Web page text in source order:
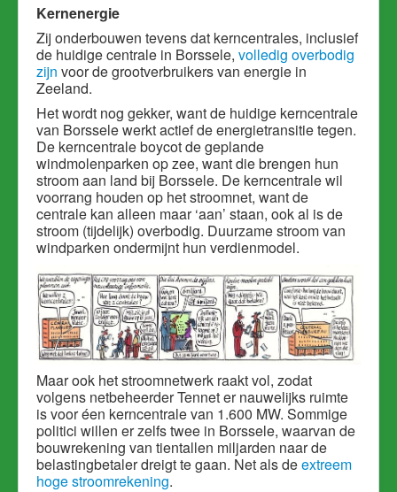
Kernenergie
Zij onderbouwen tevens dat kerncentrales, inclusief
de huidige centrale in Borssele, volledig overbodig
zijn voor de grootverbruikers van energie in
Zeeland.
Het wordt nog gekker, want de huidige kerncentrale
van Borssele werkt actief de energietransitie tegen.
De kerncentrale boycot de geplande
windmolenparken op zee, want die brengen hun
stroom aan land bij Borssele. De kerncentrale wil
voorrang houden op het stroomnet, want de
centrale kan alleen maar ‘aan’ staan, ook al is de
stroom (tijdelijk) overbodig. Duurzame stroom van
windparken ondermijnt hun verdienmodel.
Maar ook het stroomnetwerk raakt vol, zodat
volgens netbeheerder Tennet er nauwelijks ruimte
is voor éen kerncentrale van 1.600 MW. Sommige
politici willen er zelfs twee in Borssele, waarvan de
bouwrekening van tientallen miljarden naar de
belastingbetaler dreigt te gaan. Net als deextreem
hoge stroomrekening.